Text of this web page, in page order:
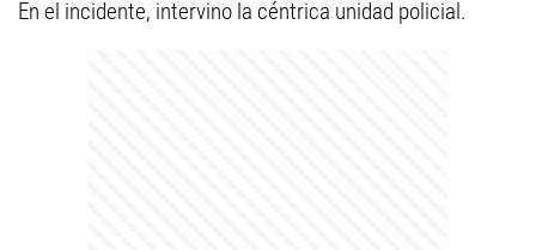
En el incidente, intervino la céntrica unidad policial.